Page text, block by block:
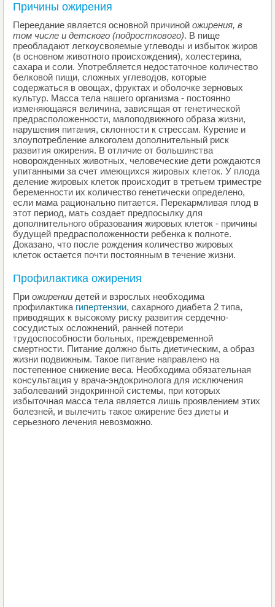
Причины ожирения
Переедание является основной причиной ожирения, в
том числе и детского (подросткового). В пище
преобладают легкоусвояемые углеводы и избыток жиров
(в основном животного происхождения), холестерина,
сахара и соли. Употребляется недостаточное количество
белковой пищи, сложных углеводов, которые
содержаться в овощах, фруктах и оболочке зерновых
культур. Масса тела нашего организма - постоянно
изменяющаяся величина, зависящая от генетической
предрасположенности, малоподвижного образа жизни,
нарушения питания, склонности к стрессам. Курение и
злоупотребление алкоголем дополнительный риск
развития ожирения. В отличие от большинства
новорожденных животных, человеческие дети рождаются
упитанными за счет имеющихся жировых клеток. У плода
деление жировых клеток происходит в третьем триместре
беременности их количество генетически определено,
если мама рационально питается. Перекармливая плод в
этот период, мать создает предпосылку для
дополнительного образования жировых клеток - причины
будущей предрасположенности ребенка к полноте.
Доказано, что после рождения количество жировых
клеток остается почти постоянным в течение жизни.
Профилактика ожирения
При ожирении детей и взрослых необходима
профилактика гипертензии, сахарного диабета 2 типа,
приводящих к высокому риску развития сердечно-
сосудистых осложнений, ранней потери
трудоспособности больных, преждевременной
смертности. Питание должно быть диетическим, а образ
жизни подвижным. Такое питание направлено на
постепенное снижение веса. Необходима обязательная
консультация у врача-эндокринолога для исключения
заболеваний эндокринной системы, при которых
избыточная масса тела является лишь проявлением этих
болезней, и вылечить такое ожирение без диеты и
серьезного лечения невозможно.